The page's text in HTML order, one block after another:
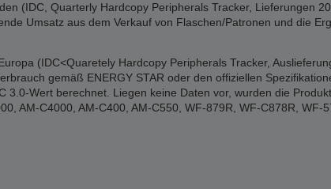
(IDC, Quarterly Hardcopy Peripherals Tracker, Lieferungen
Umsatz aus dem Verkauf von Flaschen/Patronen und die
(IDC<Quaretely Hardcopy Peripherals Tracker,
gemäß ENERGY STAR oder den offiziellen
Wert berechnet. Liegen keine Daten vor, wurden die
AM-C4000, AM-C400, AM-C550, WF-879R, WF-C878R, WF-